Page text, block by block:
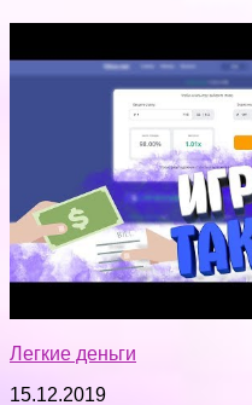
Легкие деньги
15.12.2019